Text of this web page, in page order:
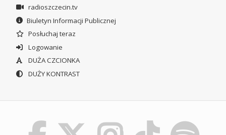
radioszczecin.tv
Biuletyn Informacji Publicznej
Posłuchaj teraz
Logowanie
DUŻA CZCIONKA
DUŻY KONTRAST